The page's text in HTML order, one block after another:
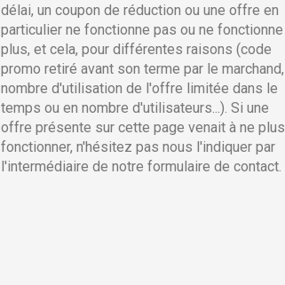
délai, un coupon de réduction ou une offre en
particulier ne fonctionne pas ou ne fonctionne
plus, et cela, pour différentes raisons (code
promo retiré avant son terme par le marchand,
nombre d'utilisation de l'offre limitée dans le
temps ou en nombre d'utilisateurs...). Si une
offre présente sur cette page venait à ne plus
fonctionner, n'hésitez pas nous l'indiquer par
l'intermédiaire de notre formulaire de contact.